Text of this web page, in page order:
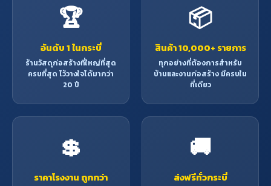
🏆
อันดับ 1 ในกระบี่
ร้านวัสดุก่อสร้างที่ใหญ่ที่สุด
ครบที่สุด ไว้วางใจได้มากว่า
20 ปี
📦
สินค้า 10,000+ รายการ
ทุกอย่างที่ต้องการสำหรับ
บ้านและงานก่อสร้าง มีครบใน
ที่เดียว
💲
ราคาโรงงาน ถูกกว่า
🚚
ส่งฟรีทั่วกระบี่